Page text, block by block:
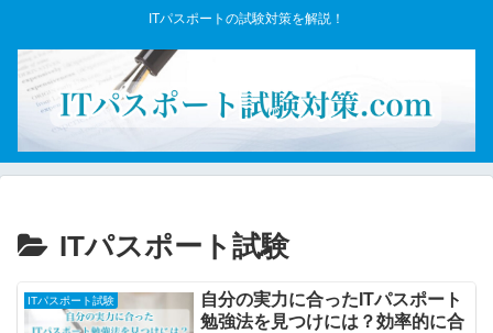
ITパスポートの試験対策を解説！
ITパスポート試験
ITパスポート試験
自分の実力に合ったITパスポート
勉強法を見つけには？効率的に合